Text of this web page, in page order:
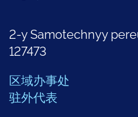
2-y Samotechnyy
127473
区域办事处
驻外代表